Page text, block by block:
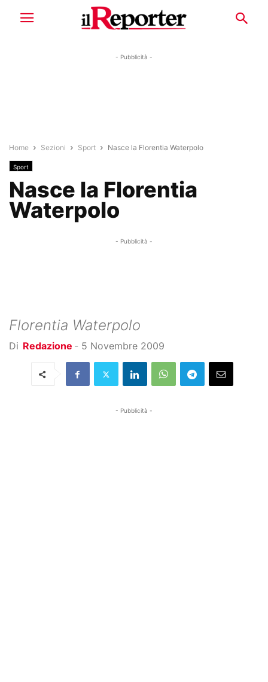
- Pubblicità -
Home Sezioni Sport Nasce la Florentia Waterpolo
Sport
Nasce la Florentia
Waterpolo
- Pubblicità -
Florentia Waterpolo
Di Redazione - 5 Novembre 2009
- Pubblicità -